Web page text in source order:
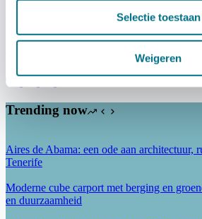
Selectie toestaan
Weigeren
ontwikkeld worden in eerlijke
de manier waarop producten worden
werkomstandigheden waarbij arbeid eerlijk
Ontdek de ÅSKA speedpedelec op
Trending now
Aires de Abama: een ode aan architectuur,
Tenerife
Moderne cube carport met berging en
en duurzaamheid